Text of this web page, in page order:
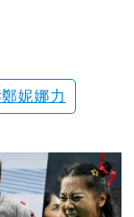
鄭妮娜力